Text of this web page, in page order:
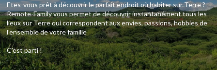
Etes-vous prêt à découvrir le parfait endroit où habiter sur Terre ?
Remote-Family vous permet de découvrir instantanément tous les
lieux sur Terre qui correspondent aux envies, passions, hobbies de
l’ensemble de votre famille
C'est parti !